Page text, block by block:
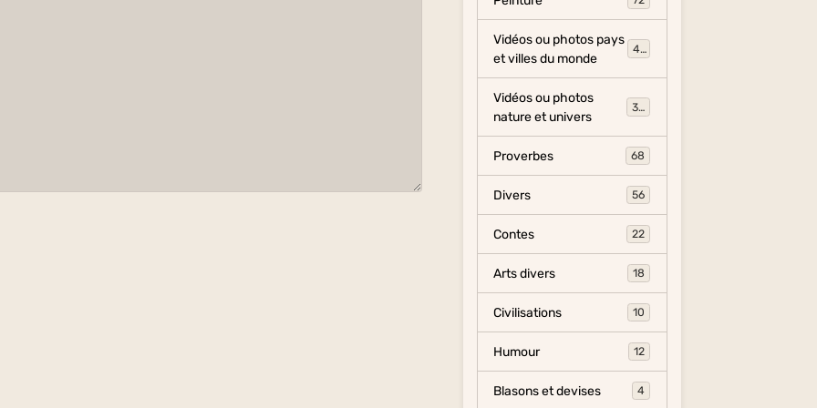
Vidéos ou photos pays
et villes du monde
454
Vidéos ou photos
nature et univers
325
Proverbes 68
Divers 56
Contes 22
Arts divers 18
Civilisations 10
Humour 12
Blasons et devises 4